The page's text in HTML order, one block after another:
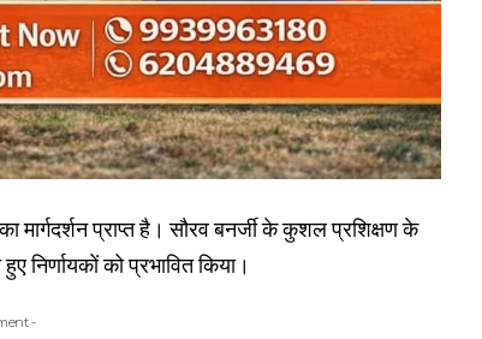
मार्गदर्शन प्राप्त है। सौरव बनर्जी के कुशल प्रशिक्षण के
को प्रभावित किया।
-